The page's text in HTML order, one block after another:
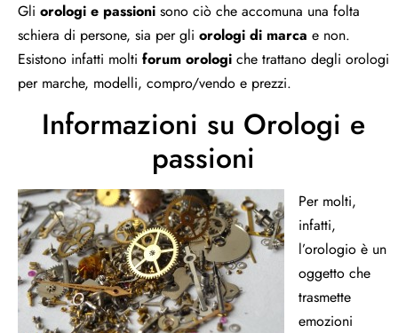
Gli orologi e passioni sono ciò che accomuna una folta
schiera di persone, sia per gli orologi di marca e non.
Esistono infatti molti forum orologi che trattano degli orologi
per marche, modelli, compro/vendo e prezzi.
Informazioni su Orologi e
passioni
Per molti,
infatti,
l’orologio è un
oggetto che
trasmette
emozioni